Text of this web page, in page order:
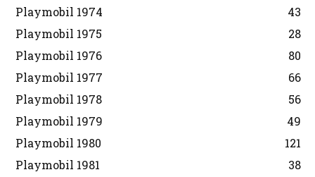
Playmobil 1974
43
Playmobil 1975
28
Playmobil 1976
80
Playmobil 1977
66
Playmobil 1978
56
Playmobil 1979
49
Playmobil 1980
121
Playmobil 1981
38